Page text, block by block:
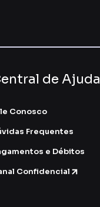
de Ajuda
Conosco
Frequentes
e Débitos
Confidencial